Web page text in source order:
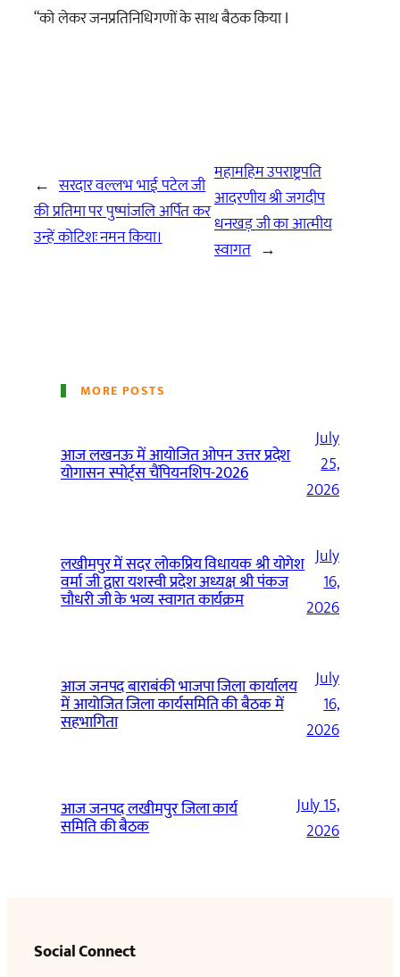
“को लेकर जनप्रतिनिधिगणों के साथ बैठक किया I
← सरदार वल्लभ भाई पटेल जी
की प्रतिमा पर पुष्पांजलि अर्पित कर
उन्हें कोटिशः नमन किया।
महामहिम उपराष्ट्रपति
आदरणीय श्री जगदीप
धनखड़ जी का आत्मीय
स्वागत →
MORE POSTS
आज लखनऊ में आयोजित ओपन उत्तर प्रदेश
योगासन स्पोर्ट्स चैंपियनशिप-2026
July
25,
2026
लखीमपुर में सदर लोकप्रिय विधायक श्री योगेश
वर्मा जी द्वारा यशस्वी प्रदेश अध्यक्ष श्री पंकज
चौधरी जी के भव्य स्वागत कार्यक्रम
July
16,
2026
आज जनपद बाराबंकी भाजपा जिला कार्यालय
में आयोजित जिला कार्यसमिति की बैठक में
सहभागिता
July
16,
2026
आज जनपद लखीमपुर जिला कार्य
समिति की बैठक
July 15,
2026
Social Connect